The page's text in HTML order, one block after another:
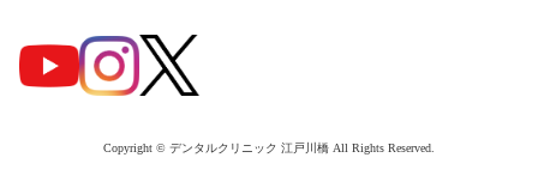
Copyright © デンタルクリニック 江戸川橋 All Rights Reserved.